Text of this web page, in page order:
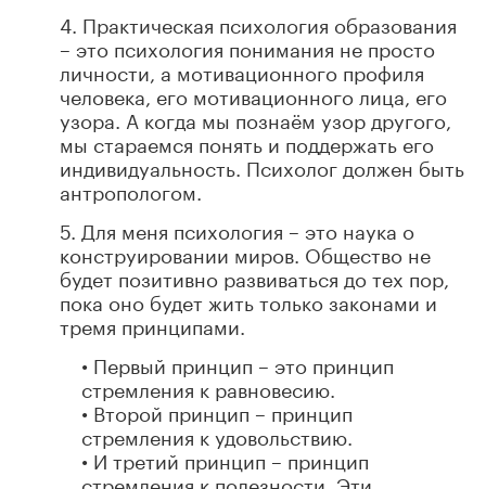
4. Практическая психология образования
– это психология понимания не просто
личности, а мотивационного профиля
человека, его мотивационного лица, его
узора. А когда мы познаём узор другого,
мы стараемся понять и поддержать его
индивидуальность. Психолог должен быть
антропологом.
5. Для меня психология – это наука о
конструировании миров. Общество не
будет позитивно развиваться до тех пор,
пока оно будет жить только законами и
тремя принципами.
• Первый принцип – это принцип
стремления к равновесию.
• Второй принцип – принцип
стремления к удовольствию.
• И третий принцип – принцип
стремления к полезности. Эти